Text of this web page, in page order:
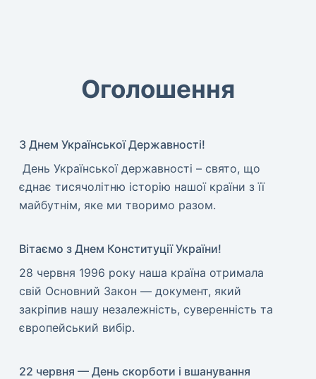
Оголошення
З Днем Української Державності!
​ День Української державності – свято, що
єднає тисячолітню історію нашої країни з її
майбутнім, яке ми творимо разом.
Вітаємо з Днем Конституції України!
​28 червня 1996 року наша країна отримала
свій Основний Закон — документ, який
закріпив нашу незалежність, суверенність та
європейський вибір.
22 червня — День скорботи і вшанування